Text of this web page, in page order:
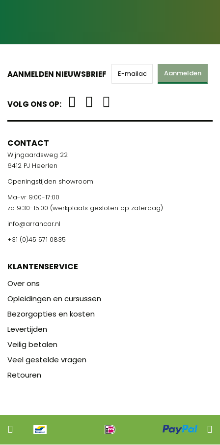
AANMELDEN NIEUWSBRIEF Aanmelden
VOLG ONS OP:
CONTACT
Wijngaardsweg 22
6412 PJ Heerlen
Openingstijden showroom
Ma-vr 9:00-17:00
za 9:30-15:00 (werkplaats gesloten op zaterdag)
info@arrancar.nl
+31 (0)45 571 0835
KLANTENSERVICE
Over ons
Opleidingen en cursussen
Bezorgopties en kosten
Levertijden
Veilig betalen
Veel gestelde vragen
Retouren